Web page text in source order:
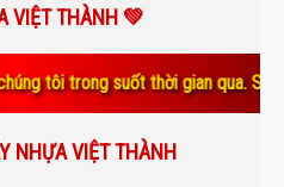
VIỆT THÀNH 💚
gian qua. Sự tin yêu và gắn
NHỰA VIỆT THÀNH